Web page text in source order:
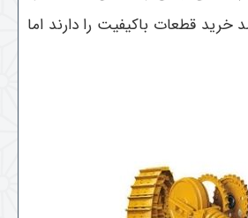
قطعات باکیفیت را دارند اما